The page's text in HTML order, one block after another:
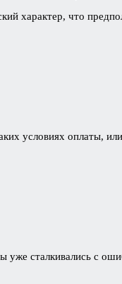
характер, что
условиях оплаты,
уже сталкивались с